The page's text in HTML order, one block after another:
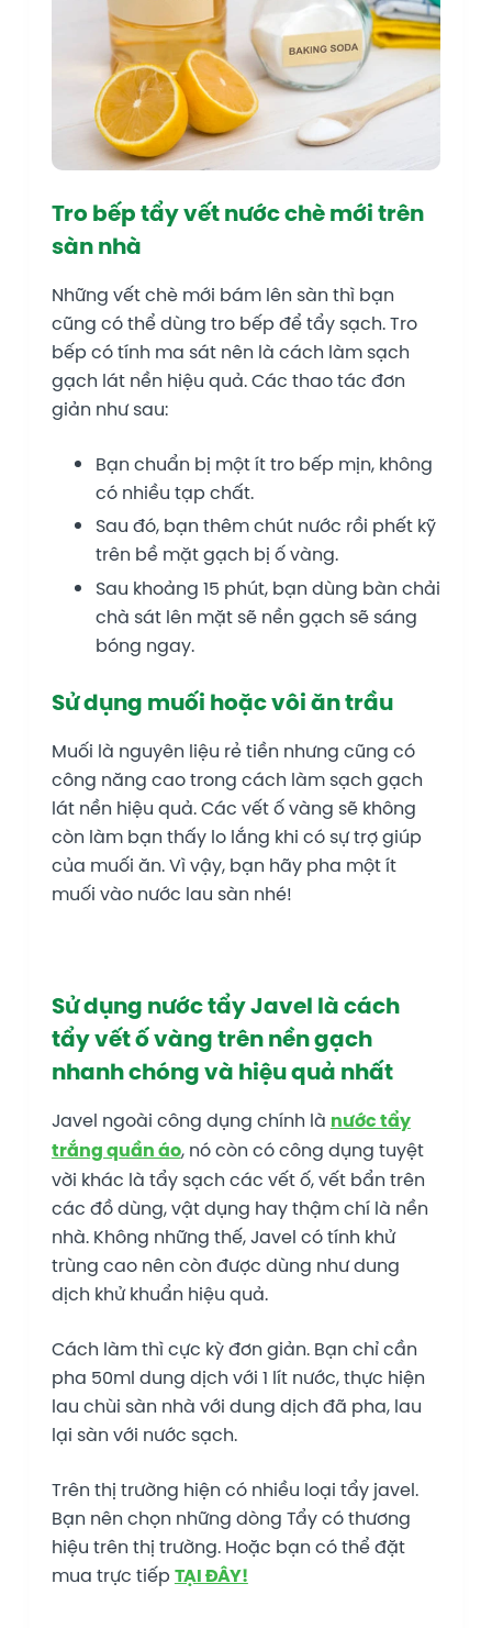
Tro bếp tẩy vết nước chè mới trên
sàn nhà
Những vết chè mới bám lên sàn thì bạn
cũng có thể dùng tro bếp để tẩy sạch. Tro
bếp có tính ma sát nên là cách làm sạch
gạch lát nền hiệu quả. Các thao tác đơn
giản như sau:
Bạn chuẩn bị một ít tro bếp mịn, không
có nhiều tạp chất.
Sau đó, bạn thêm chút nước rồi phết kỹ
trên bề mặt gạch bị ố vàng.
Sau khoảng 15 phút, bạn dùng bàn chải
chà sát lên mặt sẽ nền gạch sẽ sáng
bóng ngay.
Sử dụng muối hoặc vôi ăn trầu
Muối là nguyên liệu rẻ tiền nhưng cũng có
công năng cao trong cách làm sạch gạch
lát nền hiệu quả. Các vết ố vàng sẽ không
còn làm bạn thấy lo lắng khi có sự trợ giúp
của muối ăn. Vì vậy, bạn hãy pha một ít
muối vào nước lau sàn nhé!
Sử dụng nước tẩy Javel là cách
tẩy vết ố vàng trên nền gạch
nhanh chóng và hiệu quả nhất
Javel ngoài công dụng chính là nước tẩy
trắng quần áo, nó còn có công dụng tuyệt
vời khác là tẩy sạch các vết ố, vết bẩn trên
các đồ dùng, vật dụng hay thậm chí là nền
nhà. Không những thế, Javel có tính khử
trùng cao nên còn được dùng như dung
dịch khử khuẩn hiệu quả.
Cách làm thì cực kỳ đơn giản. Bạn chỉ cần
pha 50ml dung dịch với 1 lít nước, thực hiện
lau chùi sàn nhà với dung dịch đã pha, lau
lại sàn với nước sạch.
Trên thị trường hiện có nhiều loại tẩy javel.
Bạn nên chọn những dòng Tẩy có thương
hiệu trên thị trường. Hoặc bạn có thể đặt
mua trực tiếp TẠI ĐÂY!